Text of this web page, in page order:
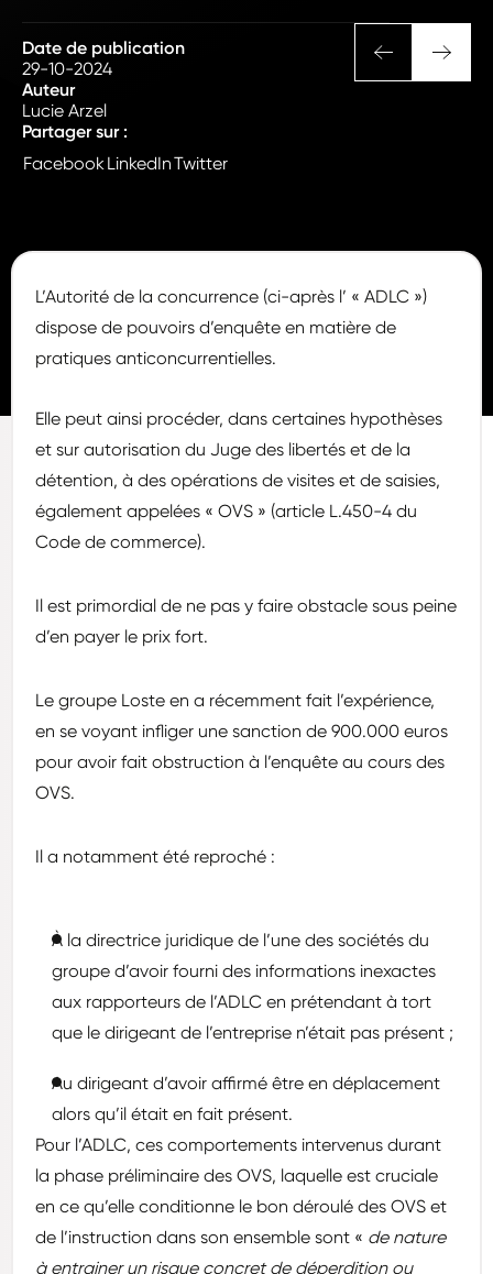
Date de publication
29-10-2024
Auteur
Lucie Arzel
Partager sur :
FacebookLinkedInTwitter
L’Autorité de la concurrence (ci-après l’ « ADLC »)
dispose de pouvoirs d’enquête en matière de
pratiques anticoncurrentielles.
Elle peut ainsi procéder, dans certaines hypothèses
et sur autorisation du Juge des libertés et de la
détention, à des opérations de visites et de saisies,
également appelées « OVS » (article L.450-4 du
Code de commerce).
Il est primordial de ne pas y faire obstacle sous peine
d’en payer le prix fort.
Le groupe Loste en a récemment fait l’expérience,
en se voyant infliger une sanction de 900.000 euros
pour avoir fait obstruction à l’enquête au cours des
OVS.
Il a notamment été reproché :
À la directrice juridique de l’une des sociétés du
groupe d’avoir fourni des informations inexactes
aux rapporteurs de l’ADLC en prétendant à tort
que le dirigeant de l’entreprise n’était pas présent ;
Au dirigeant d’avoir affirmé être en déplacement
alors qu’il était en fait présent.
Pour l’ADLC, ces comportements intervenus durant
la phase préliminaire des OVS, laquelle est cruciale
en ce qu’elle conditionne le bon déroulé des OVS et
de l’instruction dans son ensemble sont « de nature
à entrainer un risque concret de déperdition ou